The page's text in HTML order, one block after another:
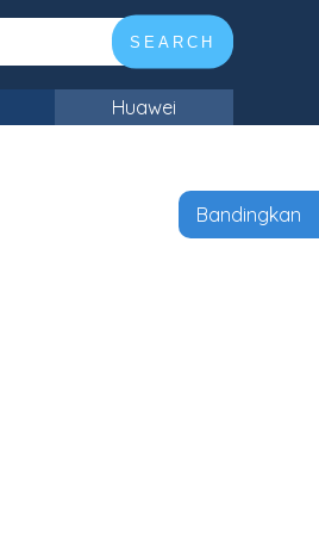
SEARCH
Huawei
Bandingkan